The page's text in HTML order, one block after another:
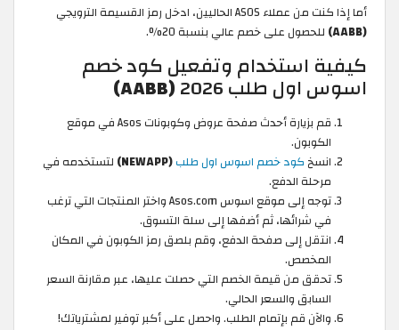
أما إذا كنت من عملاء ASOS الحاليين، ادخل رمز القسيمة الترويجي
(AABB)
للحصول على خصم عالي بنسبة 20%.
كيفية استخدام وتفعيل كود خصم
اسوس اول طلب 2026 (AABB)
قم بزيارة أحدث صفحة عروض وكوبونات Asos في موقع
الكوبون.
انسخ كود خصم اسوس اول طلب(NEWAPP)
لتستخدمه في
مرحلة الدفع.
توجه إلى موقع اسوس Asos.com واختر المنتجات التي ترغب
في شرائها، ثم أضفها إلى سلة التسوق.
انتقل إلى صفحة الدفع، وقم بلصق رمز الكوبون في المكان
المخصص.
تحقق من قيمة الخصم التي حصلت عليها، عبر مقارنة السعر
السابق والسعر الحالي.
والآن قم بإتمام الطلب. واحصل على أكبر توفير لمشترياتك!